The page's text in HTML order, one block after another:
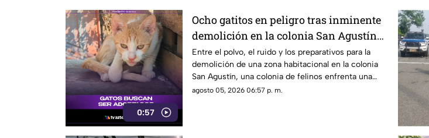
0:57
Ocho gatitos en peligro tras inminente
demolición en la colonia San Agustín
de Acapulco
Entre el polvo, el ruido y los preparativos para la
demolición de una zona habitacional en la colonia
San Agustín, una colonia de felinos enfrenta una
crítica situación de supervivencia.
agosto 05, 2026 06:57 p. m.